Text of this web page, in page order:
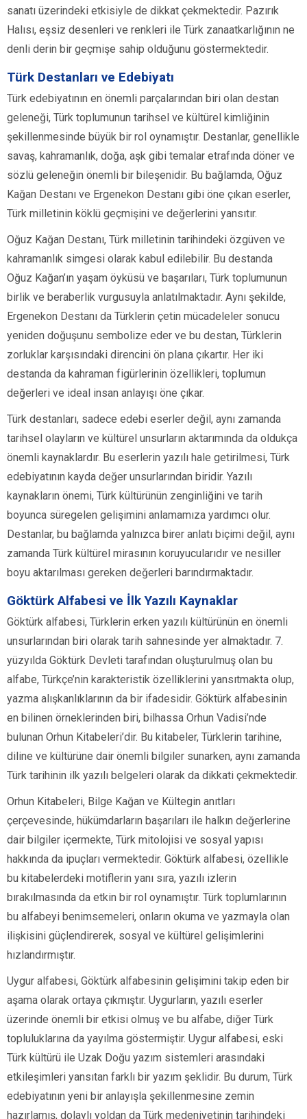
sanatı üzerindeki etkisiyle de dikkat çekmektedir. Pazırık
Halısı, eşsiz desenleri ve renkleri ile Türk zanaatkarlığının ne
denli derin bir geçmişe sahip olduğunu göstermektedir.
Türk Destanları ve Edebiyatı
Türk edebiyatının en önemli parçalarından biri olan destan
geleneği, Türk toplumunun tarihsel ve kültürel kimliğinin
şekillenmesinde büyük bir rol oynamıştır. Destanlar, genellikle
savaş, kahramanlık, doğa, aşk gibi temalar etrafında döner ve
sözlü geleneğin önemli bir bileşenidir. Bu bağlamda, Oğuz
Kağan Destanı ve Ergenekon Destanı gibi öne çıkan eserler,
Türk milletinin köklü geçmişini ve değerlerini yansıtır.
Oğuz Kağan Destanı, Türk milletinin tarihindeki özgüven ve
kahramanlık simgesi olarak kabul edilebilir. Bu destanda
Oğuz Kağan’ın yaşam öyküsü ve başarıları, Türk toplumunun
birlik ve beraberlik vurgusuyla anlatılmaktadır. Aynı şekilde,
Ergenekon Destanı da Türklerin çetin mücadeleler sonucu
yeniden doğuşunu sembolize eder ve bu destan, Türklerin
zorluklar karşısındaki direncini ön plana çıkartır. Her iki
destanda da kahraman figürlerinin özellikleri, toplumun
değerleri ve ideal insan anlayışı öne çıkar.
Türk destanları, sadece edebi eserler değil, aynı zamanda
tarihsel olayların ve kültürel unsurların aktarımında da oldukça
önemli kaynaklardır. Bu eserlerin yazılı hale getirilmesi, Türk
edebiyatının kayda değer unsurlarından biridir. Yazılı
kaynakların önemi, Türk kültürünün zenginliğini ve tarih
boyunca süregelen gelişimini anlamamıza yardımcı olur.
Destanlar, bu bağlamda yalnızca birer anlatı biçimi değil, aynı
zamanda Türk kültürel mirasının koruyucularıdır ve nesiller
boyu aktarılması gereken değerleri barındırmaktadır.
Göktürk Alfabesi ve İlk Yazılı Kaynaklar
Göktürk alfabesi, Türklerin erken yazılı kültürünün en önemli
unsurlarından biri olarak tarih sahnesinde yer almaktadır. 7.
yüzyılda Göktürk Devleti tarafından oluşturulmuş olan bu
alfabe, Türkçe’nin karakteristik özelliklerini yansıtmakta olup,
yazma alışkanlıklarının da bir ifadesidir. Göktürk alfabesinin
en bilinen örneklerinden biri, bilhassa Orhun Vadisi’nde
bulunan Orhun Kitabeleri’dir. Bu kitabeler, Türklerin tarihine,
diline ve kültürüne dair önemli bilgiler sunarken, aynı zamanda
Türk tarihinin ilk yazılı belgeleri olarak da dikkati çekmektedir.
Orhun Kitabeleri, Bilge Kağan ve Kültegin anıtları
çerçevesinde, hükümdarların başarıları ile halkın değerlerine
dair bilgiler içermekte, Türk mitolojisi ve sosyal yapısı
hakkında da ipuçları vermektedir. Göktürk alfabesi, özellikle
bu kitabelerdeki motiflerin yanı sıra, yazılı izlerin
bırakılmasında da etkin bir rol oynamıştır. Türk toplumlarının
bu alfabeyi benimsemeleri, onların okuma ve yazmayla olan
ilişkisini güçlendirerek, sosyal ve kültürel gelişimlerini
hızlandırmıştır.
Uygur alfabesi, Göktürk alfabesinin gelişimini takip eden bir
aşama olarak ortaya çıkmıştır. Uygurların, yazılı eserler
üzerinde önemli bir etkisi olmuş ve bu alfabe, diğer Türk
topluluklarına da yayılma göstermiştir. Uygur alfabesi, eski
Türk kültürü ile Uzak Doğu yazım sistemleri arasındaki
etkileşimleri yansıtan farklı bir yazım şeklidir. Bu durum, Türk
edebiyatının yeni bir anlayışla şekillenmesine zemin
hazırlamış, dolaylı yoldan da Türk medeniyetinin tarihindeki